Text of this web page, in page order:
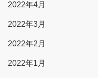
2022年4月
2022年3月
2022年2月
2022年1月